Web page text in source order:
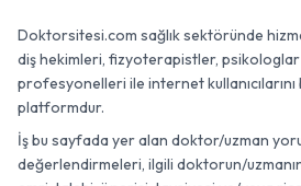
Doktorsitesi.com sağlık sektöründe
diş hekimleri, fizyoterapistler, psikologlar
profesyonelleri ile internet kullanıcılarını
platformdur.
İş bu sayfada yer alan doktor/uzman
değerlendirmeleri, ilgili doktorun/